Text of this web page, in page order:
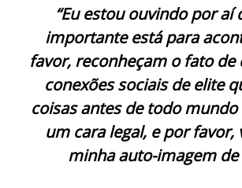
“Eu estou ouvindo por aí
importante está para
favor, reconheçam o fato de
conexões sociais de elite
coisas antes de todo
um cara legal, e por favor,
minha auto-imagem de